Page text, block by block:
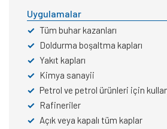
Uygulamalar
✓ Tüm buhar kazanları
✓ Doldurma boşaltma kapları
✓ Yakıt kapları
✓ Kimya sanayii
✓ Petrol ve petrol ürünleri için
✓ Rafineriler
✓ Açık veya kapalı tüm kaplar